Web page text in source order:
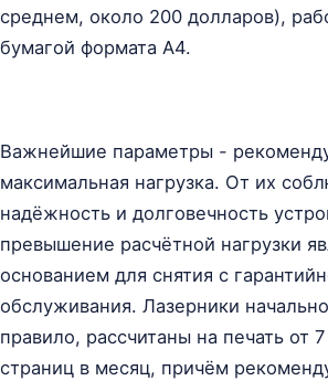
среднем, около 200 долларов),
бумагой формата A4.
Важнейшие параметры -
максимальная нагрузка. От их
надёжность и долговечность
превышение расчётной нагрузки
основанием для снятия с
обслуживания. Лазерники
правило, рассчитаны на печать от
страниц в месяц, причём